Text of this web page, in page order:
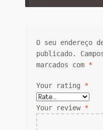
O seu endereço
publicado.
marcados com *
Your rating *
Your review *